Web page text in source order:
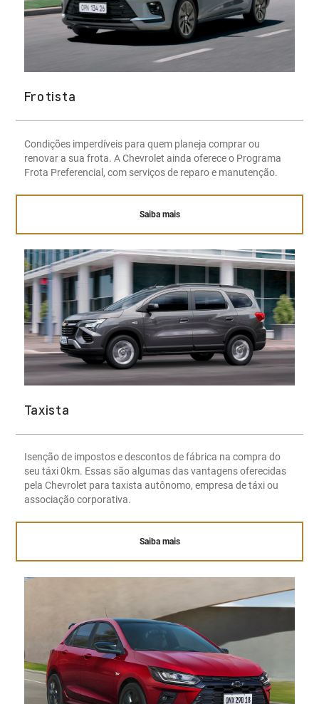
Frotista
Condições imperdíveis para quem planeja comprar ou
renovar a sua frota. A Chevrolet ainda oferece o Programa
Frota Preferencial, com serviços de reparo e manutenção.
Saiba mais
Taxista
Isenção de impostos e descontos de fábrica na compra do
seu táxi 0km. Essas são algumas das vantagens oferecidas
pela Chevrolet para taxista autônomo, empresa de táxi ou
associação corporativa.
Saiba mais